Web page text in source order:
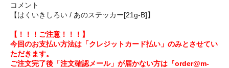
コメント
【はくいきしろい / あのステッカー[21g-B]】
【！！！ご注意！！！】
今回のお支払い方法は「クレジットカード払い」のみとさせてい
ただきます。
ご注文完了後「注文確認メール」が届かない方は『order@m-